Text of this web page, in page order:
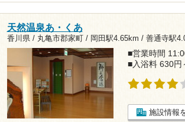
天然温泉あ・くあ
香川県 / 丸亀市郡家町 / 岡田駅4.65km / 善通寺駅
■営業時間
■入浴料 630円
施設情報